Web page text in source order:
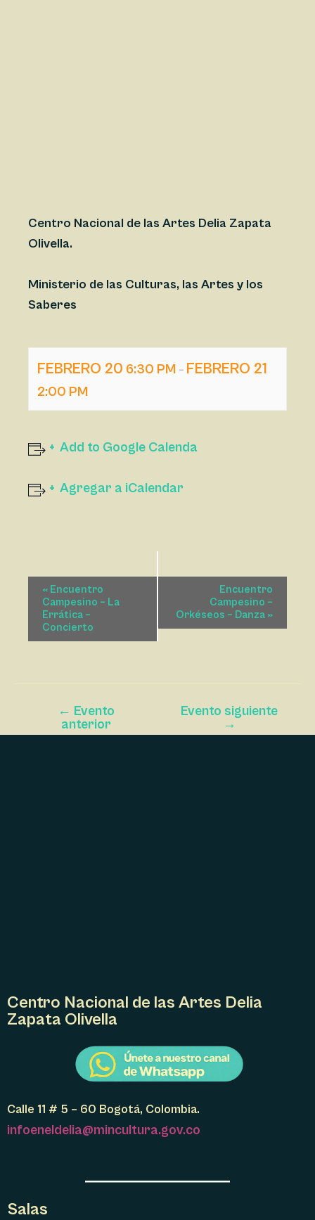
Centro Nacional de las Artes Delia Zapata
Olivella.
Ministerio de las Culturas, las Artes y los
Saberes
FEBRERO 20 6:30 PM – FEBRERO 21
2:00 PM
Add to Google Calenda
Agregar a iCalendar
E
« Encuentro
Campesino – La
Errática –
Concierto
Encuentro
Campesino –
Orkéseos – Danza »
← Evento
anterior
Evento siguiente
→
Centro Nacional de las Artes Delia
Zapata Olivella
Calle 11 # 5 – 60 Bogotá, Colombia.
infoeneldelia@mincultura.gov.co
Salas